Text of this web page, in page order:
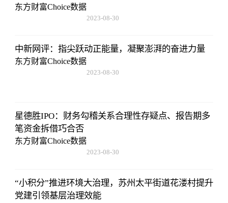
原因
东方财富Choice数据
2023-08-30
中新网评：指尖跃动正能量，凝聚澎湃的奋进力量
东方财富Choice数据
2023-08-30
星德胜IPO：财务勾稽关系合理性存疑点、报告期多
笔资金拆借巧合否
东方财富Choice数据
2023-08-30
“小积分”推进环境大治理，苏州太平街道花溇村提升
党建引领基层治理效能